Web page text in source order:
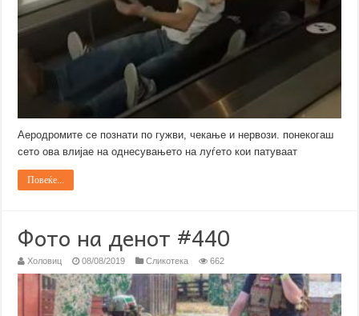
Аеродромите се познати по гужви, чекање и нервози. понекогаш
сето ова влијае на однесувањето на луѓето кои патуваат
Повеќе...
Фото на денот #440
Холовиц 08/08/2019 Сликотека 662